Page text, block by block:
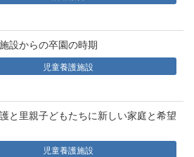
設からの卒園の時期
児童養護施設
と里親子どもたちに新しい家庭と希望
児童養護施設